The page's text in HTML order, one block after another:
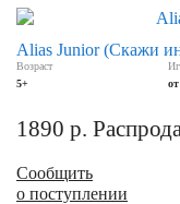
Alias Junior (Скажи
Возраст
5+
1890 р.
Сообщить
о поступлении